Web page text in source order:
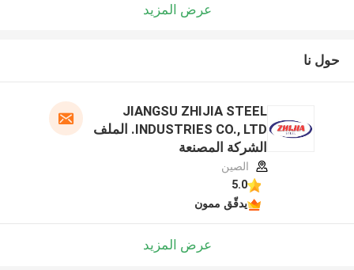
عرض المزيد
حول نا
JIANGSU ZHIJIA STEEL
INDUSTRIES CO., LTD. الملف
الشركة المصنعة
الصين
5.0
يدقّق ممون
عرض المزيد